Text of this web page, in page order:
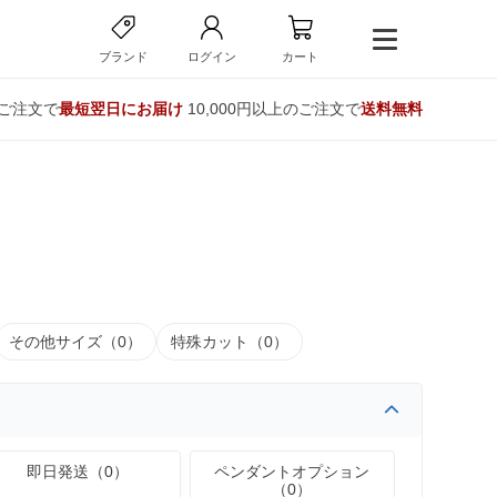
ブランド ログイン カート
注文で最短翌日にお届け10,000円以上のご注文で送料無料
その他サイズ（0） 特殊カット（0）
即日発送（0）
ペンダントオプション
（0）